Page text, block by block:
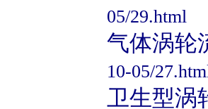
05/29.html
气体涡
10-05/
卫生型